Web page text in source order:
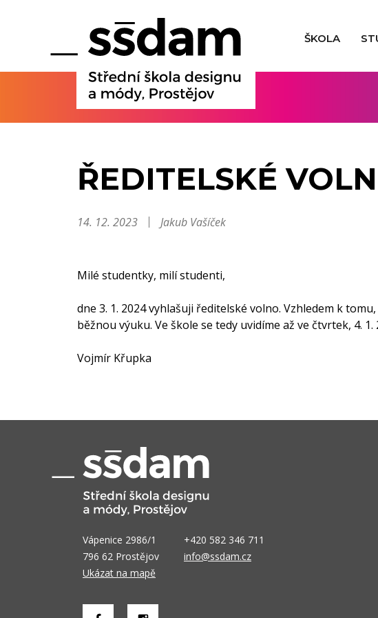
ŠKOLA
ŘEDITELSKÉ
14. 12. 2023 Jakub Vašíček
Milé studentky, milí studenti,
dne 3. 1. 2024 vyhlašuji ředitelské volno. Vzhledem k
běžnou výuku. Ve škole se tedy uvidíme až ve čtvrtek, 4. 1.
Vojmír Křupka
Vápenice 2986/1
796 62 Prostějov
Ukázat na mapě
+420 582 346 711
info@ssdam.cz